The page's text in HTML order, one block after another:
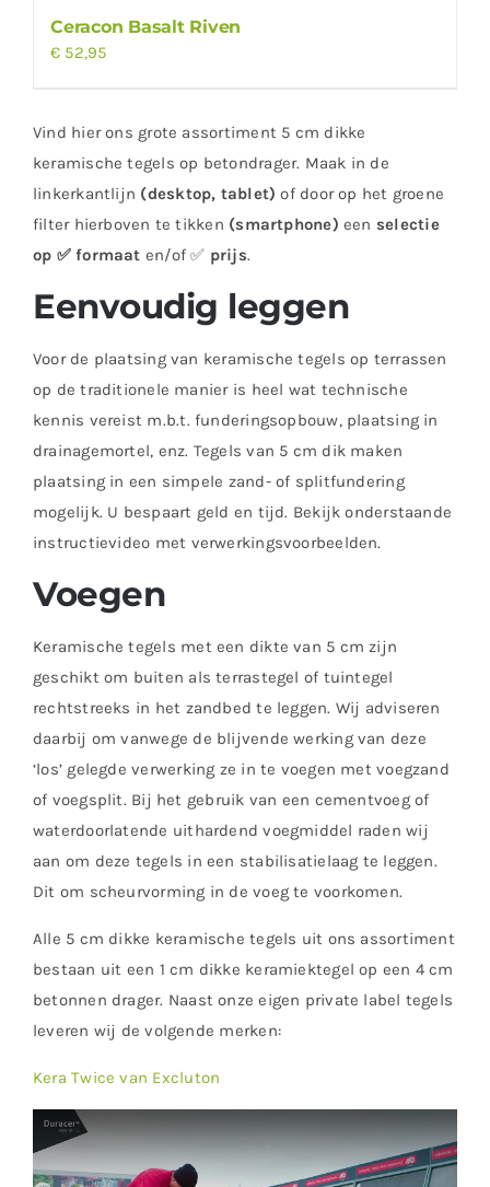
Ceracon Basalt Riven
€ 52,95
Vind hier ons grote assortiment 5 cm dikke
keramische tegels op betondrager. Maak in de
linkerkantlijn (desktop, tablet)of door op het groene
filter hierboven te tikken (smartphone)een selectie
op ✅ formaat en/of ✅ prijs.
Eenvoudig leggen
Voor de plaatsing van keramische tegels op terrassen
op de traditionele manier is heel wat technische
kennis vereist m.b.t. funderingsopbouw, plaatsing in
drainagemortel, enz. Tegels van 5 cm dik maken
plaatsing in een simpele zand- of splitfundering
mogelijk. U bespaart geld en tijd. Bekijk onderstaande
instructievideo met verwerkingsvoorbeelden.
Voegen
Keramische tegels met een dikte van 5 cm zijn
geschikt om buiten als terrastegel of tuintegel
rechtstreeks in het zandbed te leggen. Wij adviseren
daarbij om vanwege de blijvende werking van deze
‘los’ gelegde verwerking ze in te voegen met voegzand
of voegsplit. Bij het gebruik van een cementvoeg of
waterdoorlatende uithardend voegmiddel raden wij
aan om deze tegels in een stabilisatielaag te leggen.
Dit om scheurvorming in de voeg te voorkomen.
Alle 5 cm dikke keramische tegels uit ons assortiment
bestaan uit een 1 cm dikke keramiektegel op een 4 cm
betonnen drager. Naast onze eigen private label tegels
leveren wij de volgende merken:
Kera Twice van Excluton